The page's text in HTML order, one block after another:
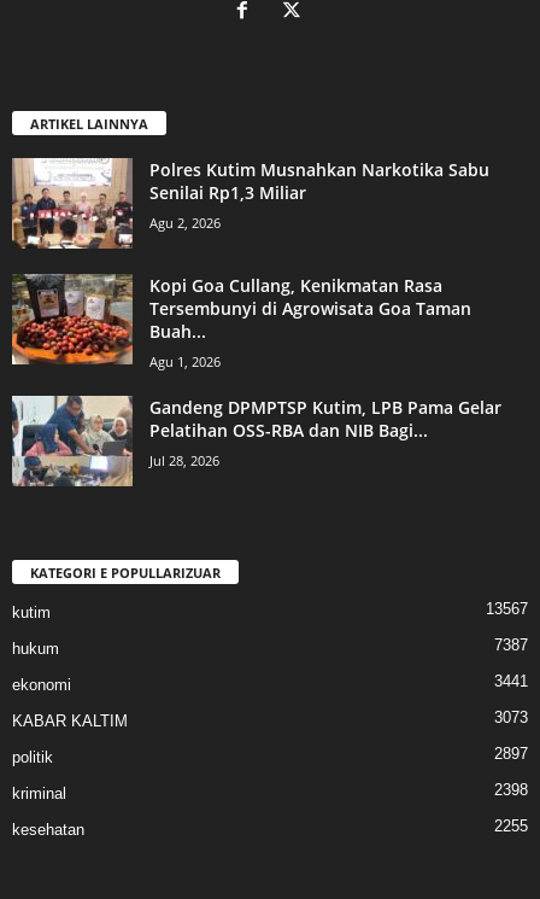
ARTIKEL LAINNYA
Polres Kutim Musnahkan Narkotika Sabu
Senilai Rp1,3 Miliar
Agu 2, 2026
Kopi Goa Cullang, Kenikmatan Rasa
Tersembunyi di Agrowisata Goa Taman
Buah...
Agu 1, 2026
Gandeng DPMPTSP Kutim, LPB Pama Gelar
Pelatihan OSS-RBA dan NIB Bagi...
Jul 28, 2026
KATEGORI E POPULLARIZUAR
kutim 13567
hukum 7387
ekonomi 3441
KABAR KALTIM 3073
politik 2897
kriminal 2398
kesehatan 2255